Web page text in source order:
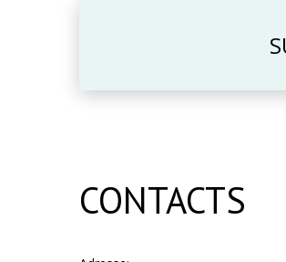
CONTACTS